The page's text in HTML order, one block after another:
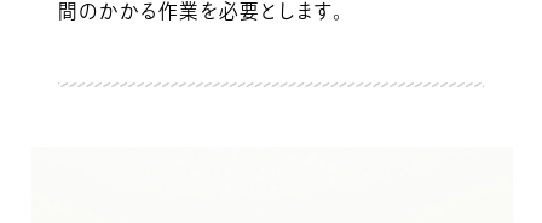
間のかかる作業を必要とします。